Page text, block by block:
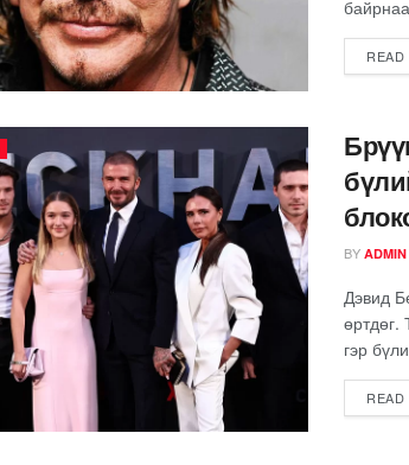
READ
BY ADMIN
Дэвид
өртдөг.
гэр
READ